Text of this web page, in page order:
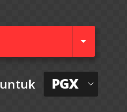
untuk PGX